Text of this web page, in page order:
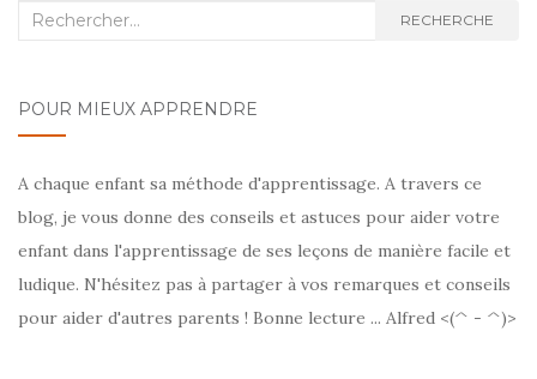
Recherche
RECHERCHE
POUR MIEUX APPRENDRE
A chaque enfant sa méthode d'apprentissage. A travers ce
blog, je vous donne des conseils et astuces pour aider votre
enfant dans l'apprentissage de ses leçons de manière facile et
ludique. N'hésitez pas à partager à vos remarques et conseils
pour aider d'autres parents ! Bonne lecture ... Alfred <(^ - ^)>